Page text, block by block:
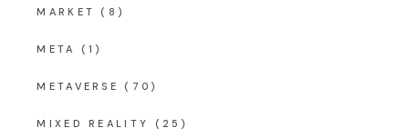
MARKET (8)
META (1)
METAVERSE (70)
MIXED REALITY (25)